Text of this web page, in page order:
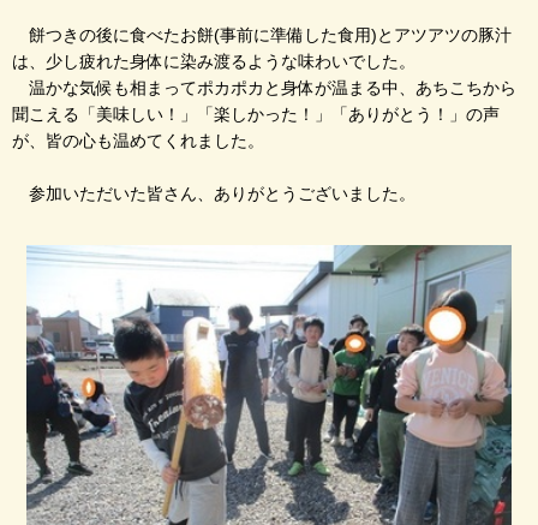
餅つきの後に食べたお餅(事前に準備した食用)とアツアツの豚汁
は、少し疲れた身体に染み渡るような味わいでした。
温かな気候も相まってポカポカと身体が温まる中、あちこちから
聞こえる「美味しい！」「楽しかった！」「ありがとう！」の声
が、皆の心も温めてくれました。
参加いただいた皆さん、ありがとうございました。